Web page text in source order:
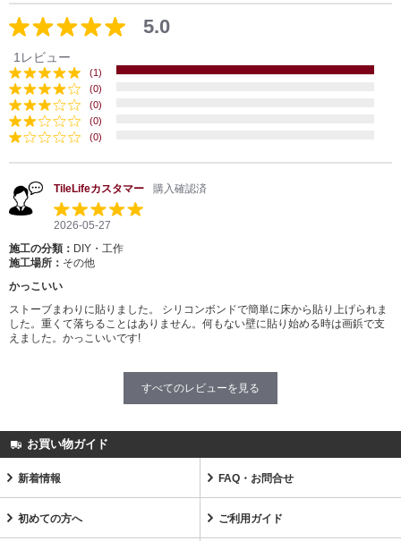
5.0
1レビュー
(1)
(0)
(0)
(0)
(0)
TileLifeカスタマー 購入確認済
2026-05-27
施工の分類： DIY・工作
施工場所： その他
かっこいい
ストーブまわりに貼りました。 シリコンボンドで簡単に床から貼り上げられま
した。重くて落ちることはありません。何もない壁に貼り始める時は画鋲で支
えました。かっこいいです!
すべてのレビューを見る
お買い物ガイド
新着情報 FAQ・お問合せ
初めての方へ ご利用ガイド